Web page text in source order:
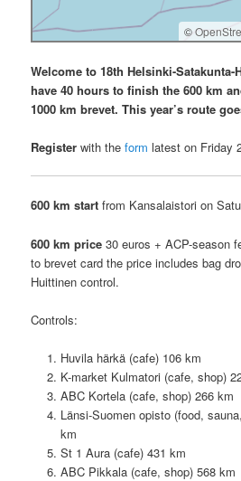
©
Welcome to 18th Helsinki-Satakunta-
have 40 hours to finish the 600 km
1000 km brevet. This year’s route
Registerwith theform latest on Friday
600 km startfrom Kansalaistori on
600 km price 30 euros + ACP-season
to brevet card the price includes bag
Huittinen control.
Controls:
Huvila härkä (cafe) 106 km
K-market Kulmatori (cafe, shop)
ABC Kortela (cafe, shop) 266 km
Länsi-Suomen opisto (food,
km
St 1 Aura (cafe) 431 km
ABC Pikkala (cafe, shop) 568 km